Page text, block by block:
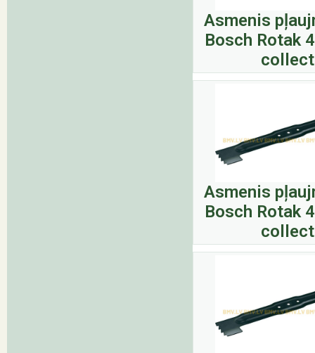
Asmenis
Bosch Rotak
collect
Asmenis
Bosch Rotak
collect